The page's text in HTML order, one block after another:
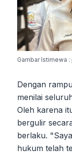
Gambar Istimewa
Dengan
menilai
Oleh karena
bergulir
berlaku.
hukum telah